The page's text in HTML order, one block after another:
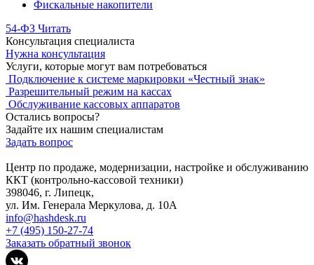
Фискальные накопители
54-ФЗ Читать
Консультация специалиста
Нужна консультация
Услуги, которые могут вам потребоваться
Подключение к системе маркировки «Честный знак»
Разрешительный режим на кассах
Обслуживание кассовых аппаратов
Остались вопросы?
Задайте их нашим специалистам
Задать вопрос
Центр по продаже, модернизации, настройке и обслуживанию
ККТ (контрольно-кассовой техники)
398046, г. Липецк,
ул. Им. Генерала Меркулова, д. 10А
info@hashdesk.ru
+7 (495) 150-27-74
Заказать обратный звонок